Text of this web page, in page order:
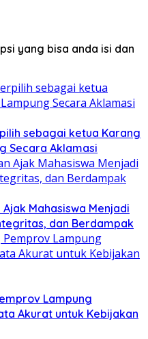
yang bisa anda isi dan
sebagai ketua Karang
Secara Aklamasi
Mahasiswa Menjadi
dan Berdampak
Lampung
Akurat untuk Kebijakan